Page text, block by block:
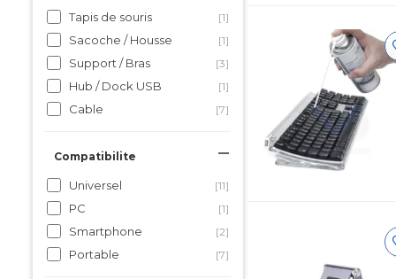
Panasonic [1]
Targus [1]
Tenda [1]
Ugreen [3]
Tapis de souris [1]
Sacoche / Housse [1]
Support / Bras [3]
Hub / Dock USB [1]
Cable [7]
Compatibilite
Universel [11]
PC [1]
Smartphone [2]
Portable [7]